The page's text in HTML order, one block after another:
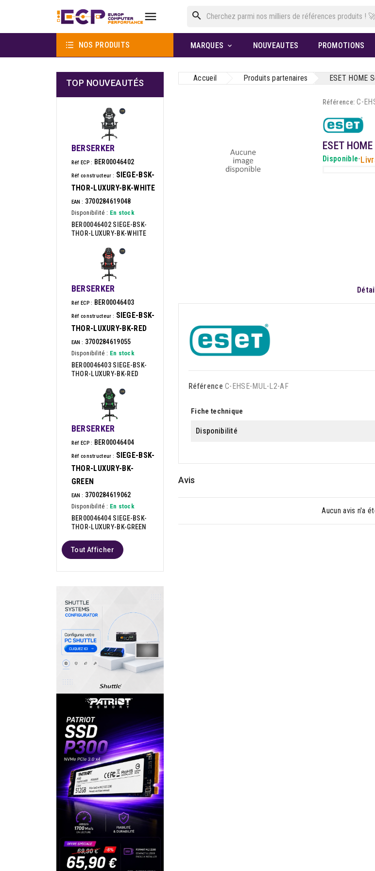
 search
 NOS PRODUITS MARQUES  NOUVEAUTES PROMOTIONS
TOP NOUVEAUTÉS
BERSERKER
Réf ECP : BER00046402
Réf constructeur : SIEGE-BSK-
THOR-LUXURY-BK-WHITE
EAN : 3700284619048
Disponibilité : En stock
BER00046402 SIEGE-BSK-
THOR-LUXURY-BK-WHITE
BERSERKER
Réf ECP : BER00046403
Réf constructeur : SIEGE-BSK-
THOR-LUXURY-BK-RED
EAN : 3700284619055
Disponibilité : En stock
BER00046403 SIEGE-BSK-
THOR-LUXURY-BK-RED
BERSERKER
Réf ECP : BER00046404
Réf constructeur : SIEGE-BSK-
THOR-LUXURY-BK-
GREEN
EAN : 3700284619062
Disponibilité : En stock
BER00046404 SIEGE-BSK-
THOR-LUXURY-BK-GREEN
Tout Afficher
Accueil Produits partenaires ESET HOME
Référence: C-
ESET
Disponible-
Référence C-EHSE-MUL-L2-AF
Fiche technique
Disponibilité
Avis
Aucun avis n'a